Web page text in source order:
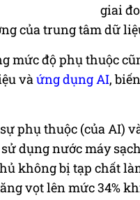
giai
của trung tâm dữ
mức độ phụ thuộc
vàứng dụng AI,
phụ thuộc (của AI)
dụng nước máy
không bị tạp chất
vọt lên mức 34%